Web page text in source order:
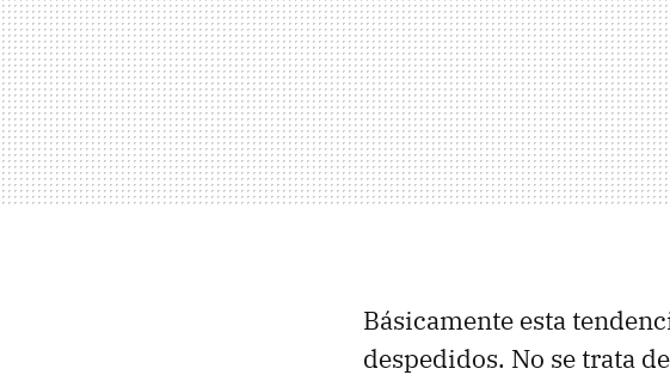
Básicamente esta
despedidos. No se trata